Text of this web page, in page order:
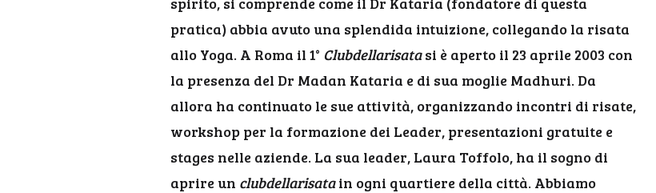
pratica) abbia avuto una splendida intuizione, collegando la risata
allo Yoga. A Roma il 1° Clubdellarisatasi è aperto il 23 aprile 2003 con
la presenza del Dr Madan Kataria e di sua moglie Madhuri. Da
allora ha continuato le sue attività, organizzando incontri di risate,
workshop per la formazione dei Leader, presentazioni gratuite e
stages nelle aziende. La sua leader, Laura Toffolo, ha il sogno di
aprire un clubdellarisatain ogni quartiere della città. Abbiamo